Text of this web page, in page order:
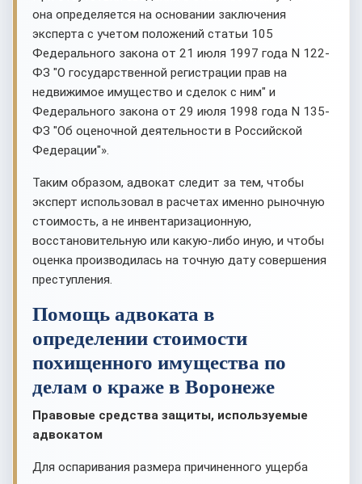
она определяется на основании заключения
эксперта с учетом положений статьи 105
Федерального закона от 21 июля 1997 года N 122-
ФЗ "О государственной регистрации прав на
недвижимое имущество и сделок с ним" и
Федерального закона от 29 июля 1998 года N 135-
ФЗ "Об оценочной деятельности в Российской
Федерации"».
Таким образом, адвокат следит за тем, чтобы
эксперт использовал в расчетах именно рыночную
стоимость, а не инвентаризационную,
восстановительную или какую-либо иную, и чтобы
оценка производилась на точную дату совершения
преступления.
Помощь адвоката в
определении стоимости
похищенного имущества по
делам о краже в Воронеже
Правовые средства защиты, используемые
адвокатом
Для оспаривания размера причиненного ущерба